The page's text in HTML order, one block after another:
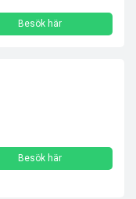
Besök här
Besök här